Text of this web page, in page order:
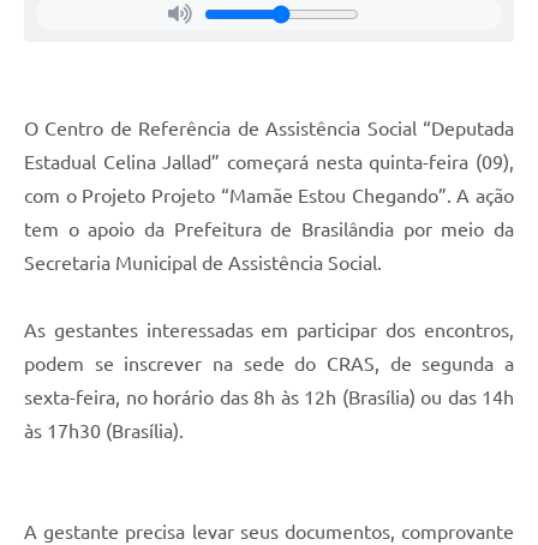
O Centro de Referência de Assistência Social “Deputada
Estadual Celina Jallad” começará nesta quinta-feira (09),
com o Projeto Projeto “Mamãe Estou Chegando”. A ação
tem o apoio da Prefeitura de Brasilândia por meio da
Secretaria Municipal de Assistência Social.
As gestantes interessadas em participar dos encontros,
podem se inscrever na sede do CRAS, de segunda a
sexta-feira, no horário das 8h às 12h (Brasília) ou das 14h
às 17h30 (Brasília).
A gestante precisa levar seus documentos, comprovante